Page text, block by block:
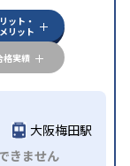
ット・
リット
格実績
大阪梅田駅
きません